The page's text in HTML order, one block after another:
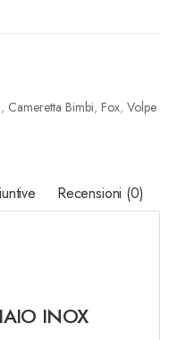
, Cameretta Bimbi, Fox, Volpe
Recensioni (0)
INOX